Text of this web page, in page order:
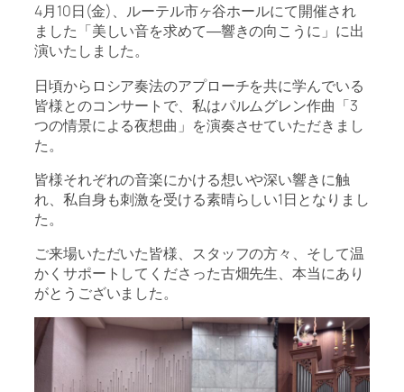
4月10日(金)、ルーテル市ヶ谷ホールにて開催され
ました「美しい音を求めて―響きの向こうに」に出
演いたしました。
日頃からロシア奏法のアプローチを共に学んでいる
皆様とのコンサートで、私はパルムグレン作曲「3
つの情景による夜想曲」を演奏させていただきまし
た。
皆様それぞれの音楽にかける想いや深い響きに触
れ、私自身も刺激を受ける素晴らしい1日となりまし
た。
ご来場いただいた皆様、スタッフの方々、そして温
かくサポートしてくださった古畑先生、本当にあり
がとうございました。